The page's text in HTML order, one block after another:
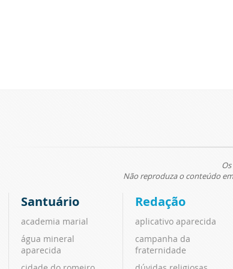
Não reproduza o conteúdo
Santuário
academia marial
água mineral
aparecida
Redação
aplicativo aparecida
campanha da
fraternidade